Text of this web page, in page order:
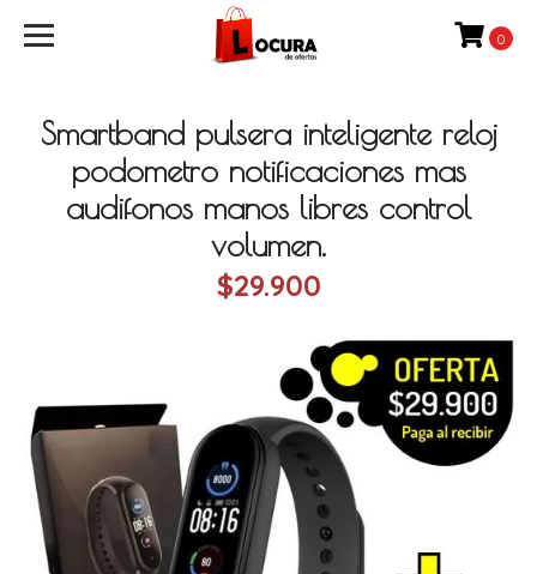
0
Smartband pulsera inteligente reloj
podometro notificaciones mas
audifonos manos libres control
volumen.
$29.900